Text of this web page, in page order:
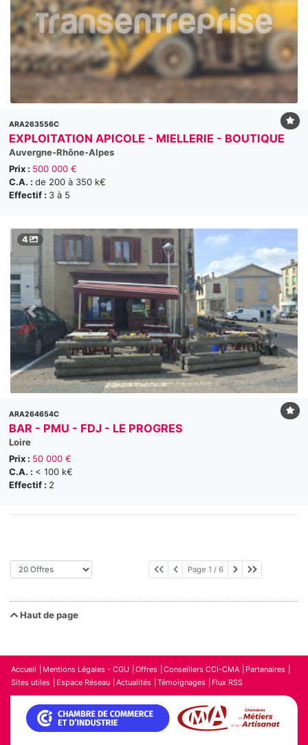
ARA263556C
EXPLOITATION APICOLE - MIELLERIE - BOUTIQUE
Auvergne-Rhône-Alpes
Prix : 500 000 €
C.A. : de 200 à 350 k€
Effectif : 3 à 5
4
ARA264654C
BAR - PMU - FDJ - LE PROGRES
Loire
Prix : 50 000 €
C.A. : < 100 k€
Effectif : 2
Page 1 / 6 Page suivante
Dernière
Haut de page
Accueil Mentions Légales - CGU Offres Conseillers CCI-CMA
Partenaires
Sites utiles
Espace Réseau Actualités Témoignages Flux RSS